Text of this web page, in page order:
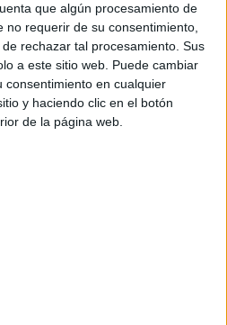
que algún procesamiento de
no requerir de su consentimiento,
rechazar tal procesamiento. Sus
a este sitio web. Puede cambiar
en cualquier
y haciendo clic en el botón
de la página web.
duplas talentosas tan
ellos. Son un equipo
capaces de resolver
independientemente del
socio y director
agencia